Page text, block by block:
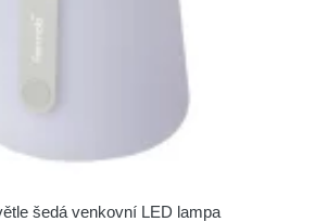
šedá venkovní LED lampa